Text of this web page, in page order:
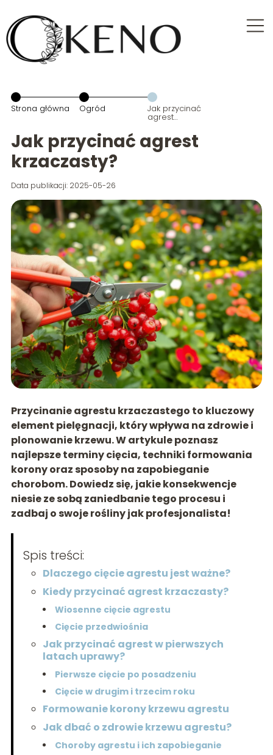
Strona główna Ogród Jak przycinać
agrest
krzaczasty?
Jak przycinać agrest
krzaczasty?
Data publikacji: 2025-05-26
Przycinanie agrestu krzaczastego to kluczowy
element pielęgnacji, który wpływa na zdrowie i
plonowanie krzewu. W artykule poznasz
najlepsze terminy cięcia, techniki formowania
korony oraz sposoby na zapobieganie
chorobom. Dowiedz się, jakie konsekwencje
niesie ze sobą zaniedbanie tego procesu i
zadbaj o swoje rośliny jak profesjonalista!
Spis treści:
Dlaczego cięcie agrestu jest ważne?
Kiedy przycinać agrest krzaczasty?
Wiosenne cięcie agrestu
Cięcie przedwiośnia
Jak przycinać agrest w pierwszych
latach uprawy?
Pierwsze cięcie po posadzeniu
Cięcie w drugim i trzecim roku
Formowanie korony krzewu agrestu
Jak dbać o zdrowie krzewu agrestu?
Choroby agrestu i ich zapobieganie